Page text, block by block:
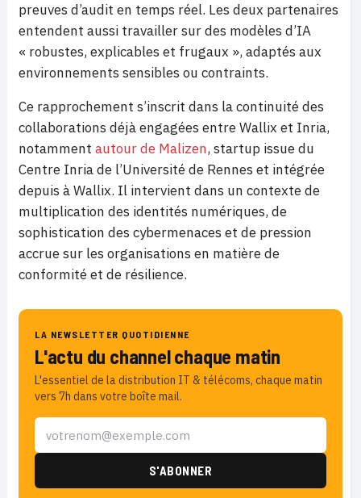
preuves d’audit en temps réel. Les deux partenaires
entendent aussi travailler sur des modèles d’IA
« robustes, explicables et frugaux », adaptés aux
environnements sensibles ou contraints.
Ce rapprochement s’inscrit dans la continuité des
collaborations déjà engagées entre Wallix et Inria,
notamment autour de Malizen, startup issue du
Centre Inria de l’Université de Rennes et intégrée
depuis à Wallix. Il intervient dans un contexte de
multiplication des identités numériques, de
sophistication des cybermenaces et de pression
accrue sur les organisations en matière de
conformité et de résilience.
LA NEWSLETTER QUOTIDIENNE
L'actu du channel chaque matin
L'essentiel de la distribution IT & télécoms, chaque matin
vers 7h dans votre boîte mail.